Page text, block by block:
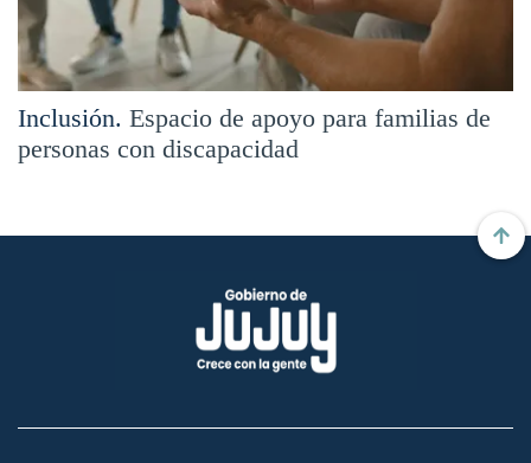
Inclusión. Espacio de apoyo para familias de
personas con discapacidad